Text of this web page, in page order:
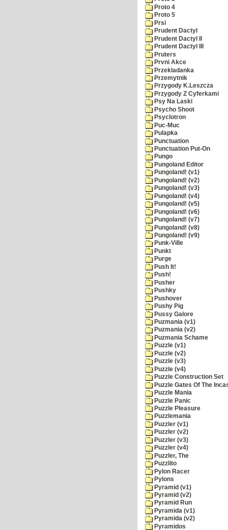
Proto 4
Proto 5
Prsi
Prudent Dactyl
Prudent Dactyl II
Prudent Dactyl III
Pruters
Prvni Akce
Przekladanka
Przemytnik
Przygody K.Leszcza
Przygody Z Cyferkami
Psy Na Laski
Psycho Shoot
Psyclotron
Puc-Muc
Pulapka
Punctuation
Punctuation Put-On
Pungo
Pungoland Editor
Pungoland! (v1)
Pungoland! (v2)
Pungoland! (v3)
Pungoland! (v4)
Pungoland! (v5)
Pungoland! (v6)
Pungoland! (v7)
Pungoland! (v8)
Pungoland! (v9)
Punk-Ville
Punkt
Purge
Push It!
Push!
Pusher
Pushky
Pushover
Pushy Pig
Pussy Galore
Puzmania (v1)
Puzmania (v2)
Puzmania Schame
Puzzle (v1)
Puzzle (v2)
Puzzle (v3)
Puzzle (v4)
Puzzle Construction Set
Puzzle Gates Of The
Puzzle Mania
Puzzle Panic
Puzzle Pleasure
Puzzlemania
Puzzler (v1)
Puzzler (v2)
Puzzler (v3)
Puzzler (v4)
Puzzler, The
Puzzlito
Pylon Racer
Pylons
Pyramid (v1)
Pyramid (v2)
Pyramid Run
Pyramida (v1)
Pyramida (v2)
Pyramidos